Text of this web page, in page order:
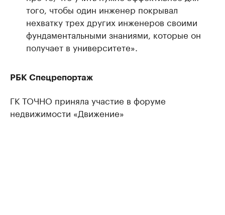
того, чтобы один инженер покрывал
нехватку трех других инженеров своими
фундаментальными знаниями, которые он
получает в университете».
РБК Спецрепортаж
ГК ТОЧНО приняла участие в форуме
недвижимости «Движение»